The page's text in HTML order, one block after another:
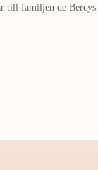
till familjen de Bercys